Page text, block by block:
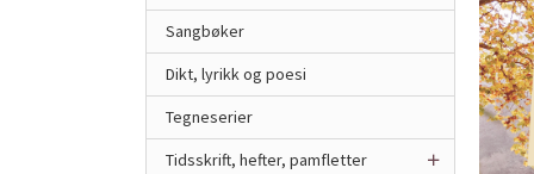
Sangbøker
Dikt, lyrikk og poesi
Tegneserier
Tidsskrift, hefter, pamfletter